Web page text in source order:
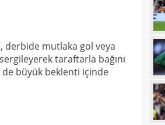
derbide mutlaka gol veya
taraftarla bağını
de büyük beklenti içinde
Ligi